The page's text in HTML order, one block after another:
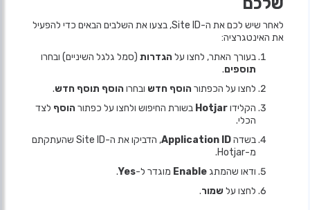
לאחר שיש לכם את ה-Site ID, בצעו את השלבים הבאים כדי להפעיל
את האינטגרציה:
בעורך האתר, לחצו על הגדרות (סמל גלגל השיניים) ובחרו
תוספים.
לחצו על הכפתור הוסף חדש ובחרו הוסף תוסף חדש.
הקלידוHotjar בשורת החיפוש ולחצו על כפתור הוסף לצד
הכלי.
בשדהApplication ID
, הדביקו את ה-Site ID שהעתקתם
מ-Hotjar.
ודאו שהמתג Enable מוגדר ל-Yes
.
לחצו על שמור.